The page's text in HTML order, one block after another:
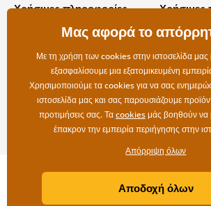
Χρήσιμες πληροφορίες
Όροι χρήσης και επιστροφών
Επιλογές αποστολής και
πληρωμής
Επιστροφές
Χρήσιμες
Σχετικά με
Συχνές
Επικοινωνία
Copyright ©2019 ©
Litvanyi.sk| Το e-shop
Μας αφορά το
Με τη χρήση των cookies στην ιστοσελίδα
εξασφαλίσουμε μια εξατομικευμένη
Χρησιμοποιούμε τα cookies για να σας
ιστοσελίδα μας και σας παρουσιάζουμε
προτιμήσεις σας. Ταcookiesμάς βοηθούν να
έπακρον την εμπειρία περιήγησης στην
Απόρριψη όλων
Αποδοχή όλων